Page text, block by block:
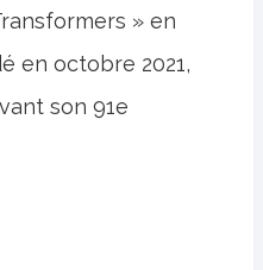
» en
en octobre 2021,
son 91e